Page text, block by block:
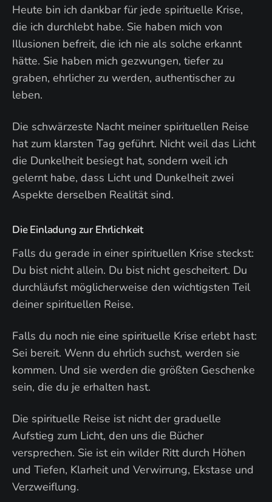
Heute bin ich dankbar für jede spirituelle Krise,
die ich durchlebt habe. Sie haben mich von
Illusionen befreit, die ich nie als solche erkannt
hätte. Sie haben mich gezwungen, tiefer zu
graben, ehrlicher zu werden, authentischer zu
leben.
Die schwärzeste Nacht meiner spirituellen Reise
hat zum klarsten Tag geführt. Nicht weil das Licht
die Dunkelheit besiegt hat, sondern weil ich
gelernt habe, dass Licht und Dunkelheit zwei
Aspekte derselben Realität sind.
Die Einladung zur Ehrlichkeit
Falls du gerade in einer spirituellen Krise steckst:
Du bist nicht allein. Du bist nicht gescheitert. Du
durchläufst möglicherweise den wichtigsten Teil
deiner spirituellen Reise.
Falls du noch nie eine spirituelle Krise erlebt hast:
Sei bereit. Wenn du ehrlich suchst, werden sie
kommen. Und sie werden die größten Geschenke
sein, die du je erhalten hast.
Die spirituelle Reise ist nicht der graduelle
Aufstieg zum Licht, den uns die Bücher
versprechen. Sie ist ein wilder Ritt durch Höhen
und Tiefen, Klarheit und Verwirrung, Ekstase und
Verzweiflung.